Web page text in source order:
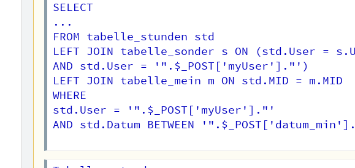
SELECT
...
FROM tabelle_stunden std
LEFT JOIN tabelle_sonder s ON (std.User =
AND std.User = '".$_POST['myUser']."')
LEFT JOIN tabelle_mein m ON std.MID = m.MID
WHERE
std.User = '".$_POST['myUser']."'
AND std.Datum BETWEEN